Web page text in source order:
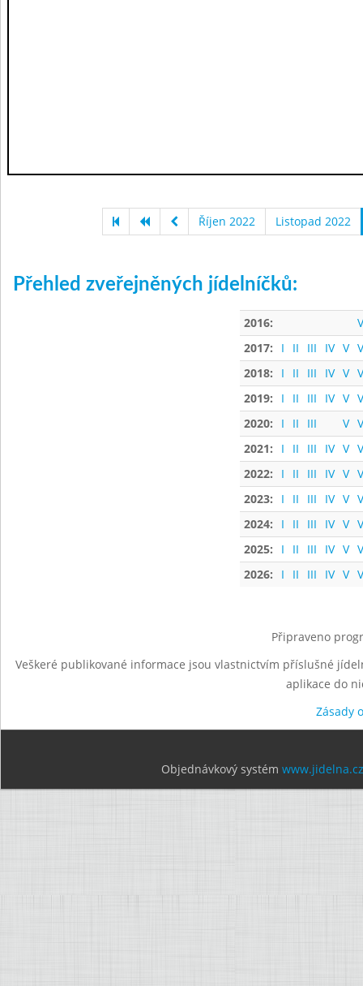
Říjen 2022 Listopad 2022
Přehled zveřejněných jídelníčků:
2016:
2017:
I II III IV V
2018:
I II III IV V
2019:
I II III IV V
2020:
I II III V
2021:
I II III IV V
2022:
I II III IV V
2023:
I II III IV V
2024:
I II III IV V
2025:
I II III IV V
2026:
I II III IV V
Připraveno
Veškeré publikované informace jsou vlastnictvím příslušné
aplikace do
Zásady
Objednávkový systém www.jidelna.cz